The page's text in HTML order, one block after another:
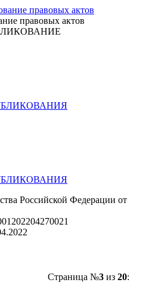
правовых актов
Российской Федерации от
Страница №3из 20: